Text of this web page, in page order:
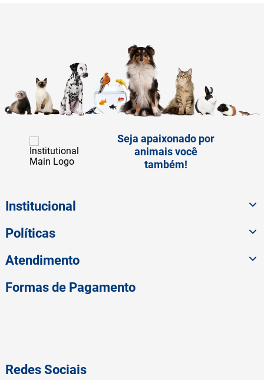
Seja apaixonado por
animais você
também!
Institucional
Políticas
Atendimento
Redes Sociais
Formas de Pagamento